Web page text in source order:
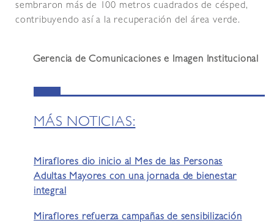
sembraron más de 100 metros cuadrados de césped,
contribuyendo así a la recuperación del área verde.
Gerencia de Comunicaciones e Imagen Institucional
MÁS NOTICIAS:
Miraflores dio inicio al Mes de las Personas
Adultas Mayores con una jornada de bienestar
integral
Miraflores refuerza campañas de sensibilización